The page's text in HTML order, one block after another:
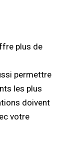
plus de
permettre
les plus
doivent
votre